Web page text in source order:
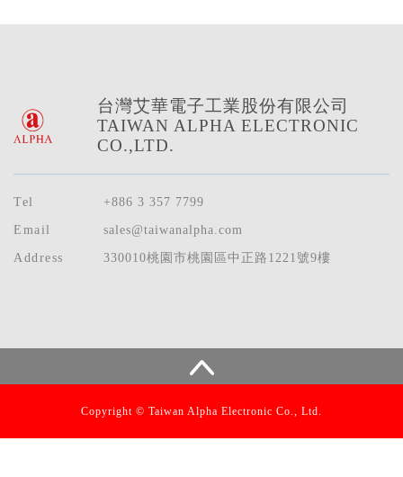
台灣艾華電子工業股份有限公司
TAIWAN ALPHA ELECTRONIC
CO.,LTD.
Tel
+886 3 357 7799
Email
sales@taiwanalpha.com
Address
330010桃園市桃園區中正路1221號9樓
Copyright © Taiwan Alpha Electronic Co., Ltd.